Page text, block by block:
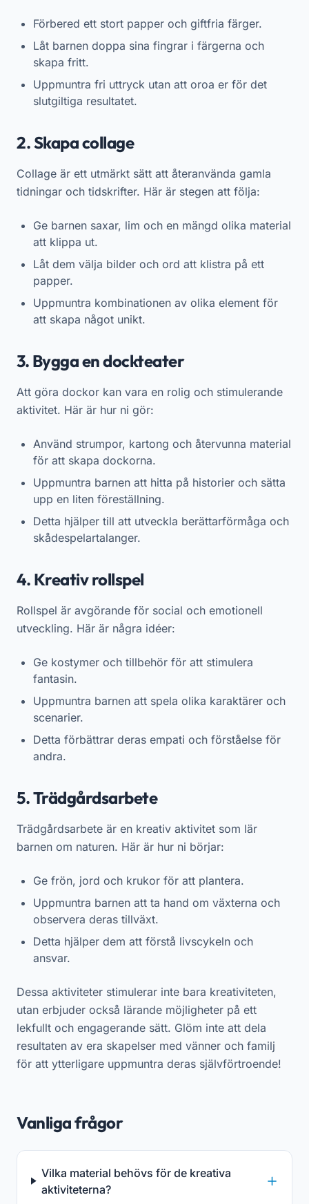
Förbered ett stort papper och giftfria färger.
Låt barnen doppa sina fingrar i färgerna och
skapa fritt.
Uppmuntra fri uttryck utan att oroa er för det
slutgiltiga resultatet.
2. Skapa collage
Collage är ett utmärkt sätt att återanvända gamla
tidningar och tidskrifter. Här är stegen att följa:
Ge barnen saxar, lim och en mängd olika material
att klippa ut.
Låt dem välja bilder och ord att klistra på ett
papper.
Uppmuntra kombinationen av olika element för
att skapa något unikt.
3. Bygga en dockteater
Att göra dockor kan vara en rolig och stimulerande
aktivitet. Här är hur ni gör:
Använd strumpor, kartong och återvunna material
för att skapa dockorna.
Uppmuntra barnen att hitta på historier och sätta
upp en liten föreställning.
Detta hjälper till att utveckla berättarförmåga och
skådespelartalanger.
4. Kreativ rollspel
Rollspel är avgörande för social och emotionell
utveckling. Här är några idéer:
Ge kostymer och tillbehör för att stimulera
fantasin.
Uppmuntra barnen att spela olika karaktärer och
scenarier.
Detta förbättrar deras empati och förståelse för
andra.
5. Trädgårdsarbete
Trädgårdsarbete är en kreativ aktivitet som lär
barnen om naturen. Här är hur ni börjar:
Ge frön, jord och krukor för att plantera.
Uppmuntra barnen att ta hand om växterna och
observera deras tillväxt.
Detta hjälper dem att förstå livscykeln och
ansvar.
Dessa aktiviteter stimulerar inte bara kreativiteten,
utan erbjuder också lärande möjligheter på ett
lekfullt och engagerande sätt. Glöm inte att dela
resultaten av era skapelser med vänner och familj
för att ytterligare uppmuntra deras självförtroende!
Vanliga frågor
Vilka material behövs för de kreativa
aktiviteterna?